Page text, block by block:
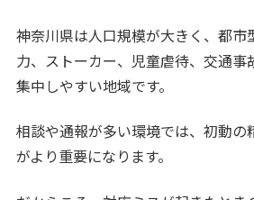
神奈川県は人口規模が大きく、都市
力、ストーカー、児童虐待、交通事
集中しやすい地域です。
相談や通報が多い環境では、初動の
がより重要になります。